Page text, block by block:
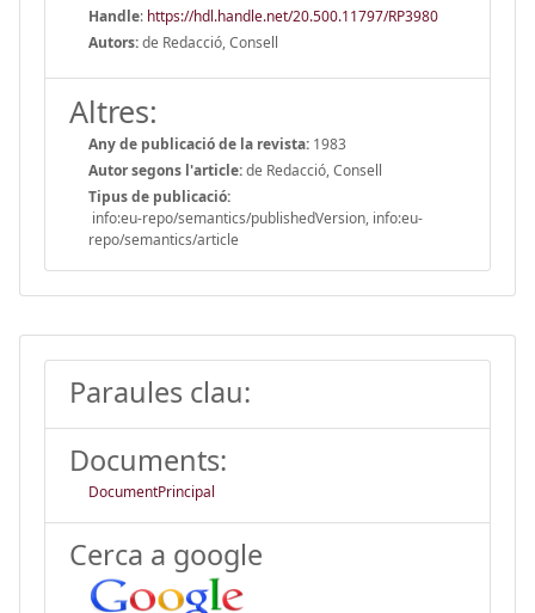
Handle: https://hdl.handle.net/20.500.11797/RP3980
Autors:de Redacció, Consell
Altres:
Any de publicació de la revista: 1983
Autor segons l'article:de Redacció, Consell
Tipus de publicació:
info:eu-repo/semantics/publishedVersion, info:eu-
repo/semantics/article
Paraules clau:
Documents:
DocumentPrincipal
Cerca a google